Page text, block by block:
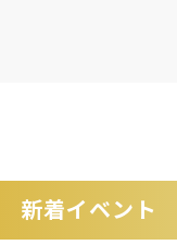
新着イベント